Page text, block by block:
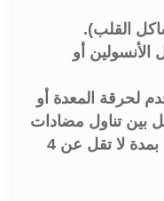
القلب).
أو
لحرقة المعدة أو
تناول مضادات
الحموضة وهيدروكسيتويد بمدة لا تقل عن 4